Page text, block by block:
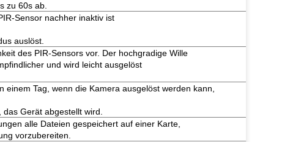
zu 60s ab.
Sensor nachher inaktiv ist
auslöst.
des PIR-Sensors vor. Der hochgradige Wille
und wird leicht ausgelöst
einem Tag, wenn die Kamera ausgelöst werden kann,
Gerät abgestellt wird.
alle Dateien gespeichert auf einer Karte,
vorzubereiten.